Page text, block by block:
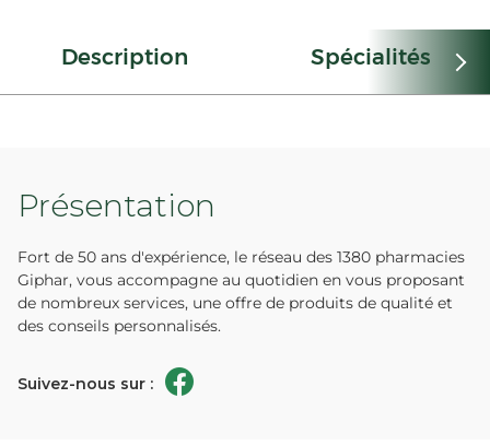
Description Spécialités
Présentation
Fort de 50 ans d'expérience, le réseau des 1380 pharmacies
Giphar, vous accompagne au quotidien en vous proposant
de nombreux services, une offre de produits de qualité et
des conseils personnalisés.
Suivez-nous sur :